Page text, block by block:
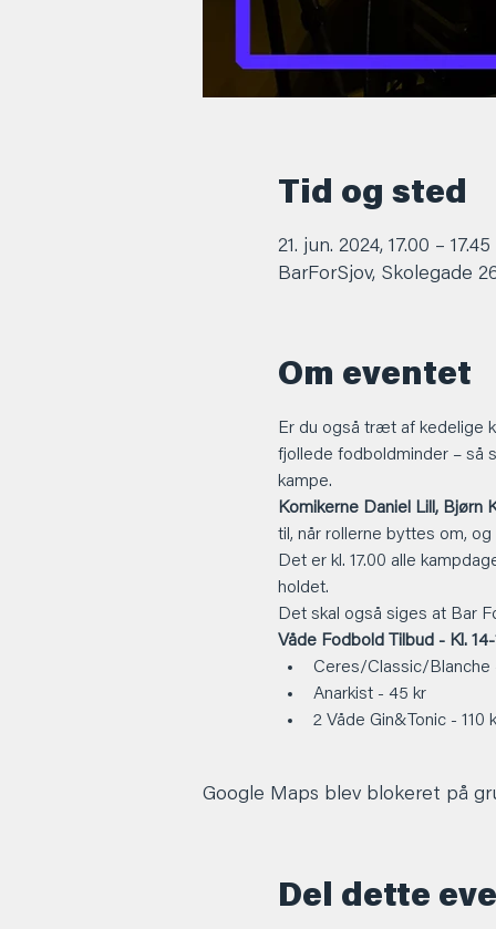
Tid og sted
21. jun. 2024, 17.00 – 17.45
BarForSjov, Skolegade
Om eventet
Er du også træt af kedelige
fjollede fodboldminder – så
kampe.
Komikerne Daniel Lill,
til, når rollerne byttes om, og
Det er kl. 17.00 alle
holdet.
Det skal også siges at Bar
Våde Fodbold Tilbud - Kl. 14-
Ceres/Classic/Blanche
Anarkist - 45 kr
2 Våde Gin&Tonic - 110
Google Maps blev blokeret på
Del dette